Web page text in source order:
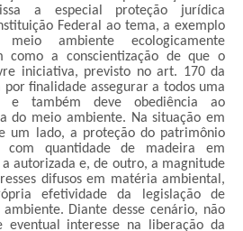
a especial proteção jurídica
Federal ao tema, a exemplo
ambiente ecologicamente
como a conscientização de que o
iniciativa, previsto no art. 170 da
finalidade assegurar a todos uma
e também deve obediência ao
do meio ambiente. Na situação em
um lado, a proteção do patrimônio
com quantidade de madeira em
a autorizada e, de outro, a magnitude
difusos em matéria ambiental,
efetividade da legislação de
Diante desse cenário, não
eventual interesse na liberação da